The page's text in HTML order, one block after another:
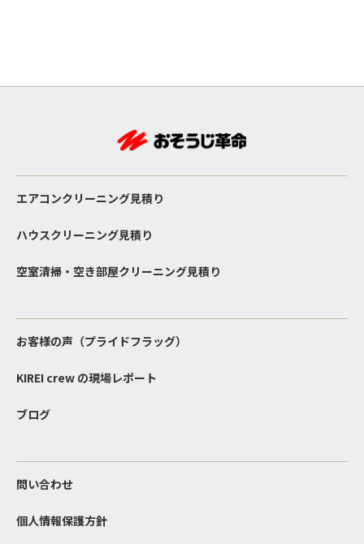
エアコンクリーニング見積り
ハウスクリーニング見積り
空室清掃・空き部屋クリーニング見積り
お客様の声（プライドフラッグ）
KIREI crew の現場レポート
ブログ
問い合わせ
個人情報保護方針